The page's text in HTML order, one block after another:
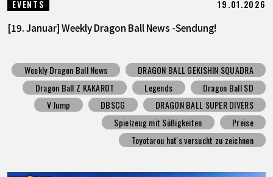
EVENTS 19.01.2026
[19. Januar] Weekly Dragon Ball News -Sendung!
Weekly Dragon Ball News
DRAGON BALL GEKISHIN SQUADRA
Dragon Ball Z KAKAROT
Legends
Dragon Ball SD
V Jump
DBSCG
DRAGON BALL SUPER DIVERS
Spielzeug mit Süßigkeiten
Preise
Toyotarou hat's versucht zu zeichnen